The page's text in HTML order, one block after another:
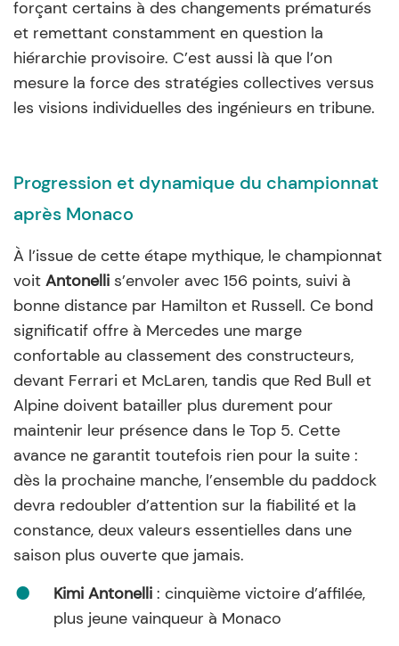
forçant certains à des changements prématurés
et remettant constamment en question la
hiérarchie provisoire. C’est aussi là que l’on
mesure la force des stratégies collectives versus
les visions individuelles des ingénieurs en tribune.
Progression et dynamique du championnat
après Monaco
À l’issue de cette étape mythique, le championnat
voit Antonelli s’envoler avec 156 points, suivi à
bonne distance par Hamilton et Russell. Ce bond
significatif offre à Mercedes une marge
confortable au classement des constructeurs,
devant Ferrari et McLaren, tandis que Red Bull et
Alpine doivent batailler plus durement pour
maintenir leur présence dans le Top 5. Cette
avance ne garantit toutefois rien pour la suite :
dès la prochaine manche, l’ensemble du paddock
devra redoubler d’attention sur la fiabilité et la
constance, deux valeurs essentielles dans une
saison plus ouverte que jamais.
Kimi Antonelli : cinquième victoire d’affilée,
plus jeune vainqueur à Monaco